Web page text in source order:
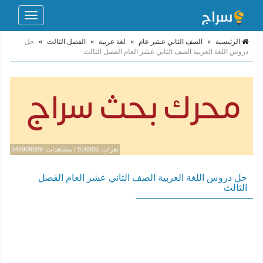
Toggle
الرئيسية » الصف الثاني عشر عام » لغة عربية » الفصل الثالث » حل
دروس اللغة العربية الصف الثاني عشر العام الفصل الثالث
نقرات: 616806 / مشاهدات: 344909889
حل دروس اللغة العربية الصف الثاني عشر العام الفصل
الثالث